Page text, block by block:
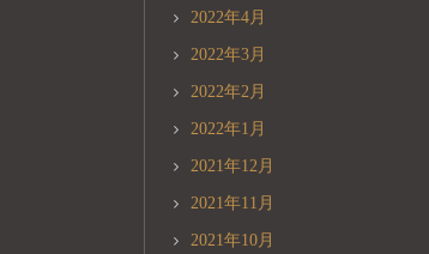
2022年4月
2022年3月
2022年2月
2022年1月
2021年12月
2021年11月
2021年10月